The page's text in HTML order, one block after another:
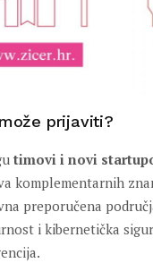
prijaviti?
timovi i novi
komplementarnih
preporučena
i kibernetička